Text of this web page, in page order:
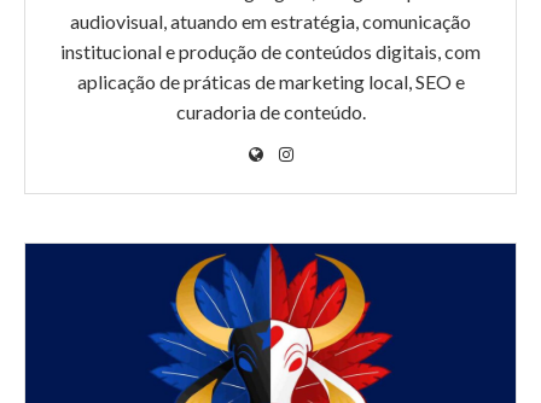
audiovisual, atuando em estratégia, comunicação
institucional e produção de conteúdos digitais, com
aplicação de práticas de marketing local, SEO e
curadoria de conteúdo.